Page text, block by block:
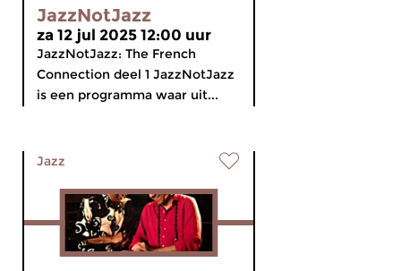
JazzNotJazz
za 12 jul 2025 12:00 uur
JazzNotJazz: The French
Connection deel 1 JazzNotJazz
is een programma waar uit...
Jazz